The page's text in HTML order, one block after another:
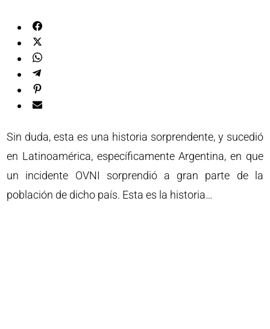
Sin duda, esta es una historia sorprendente, y sucedió
en Latinoamérica, específicamente Argentina, en que
un incidente OVNI sorprendió a gran parte de la
población de dicho país. Esta es la historia…